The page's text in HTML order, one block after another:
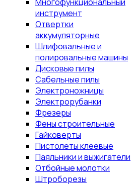
инструмент
Отвертки
аккумуляторные
Шлифовальные и
полировальные машины
Дисковые пилы
Сабельные пилы
Электроножницы
Электрорубанки
Фрезеры
Фены строительные
Гайковерты
Пистолеты клеевые
Паяльники и выжигатели
Отбойные молотки
Штроборезы